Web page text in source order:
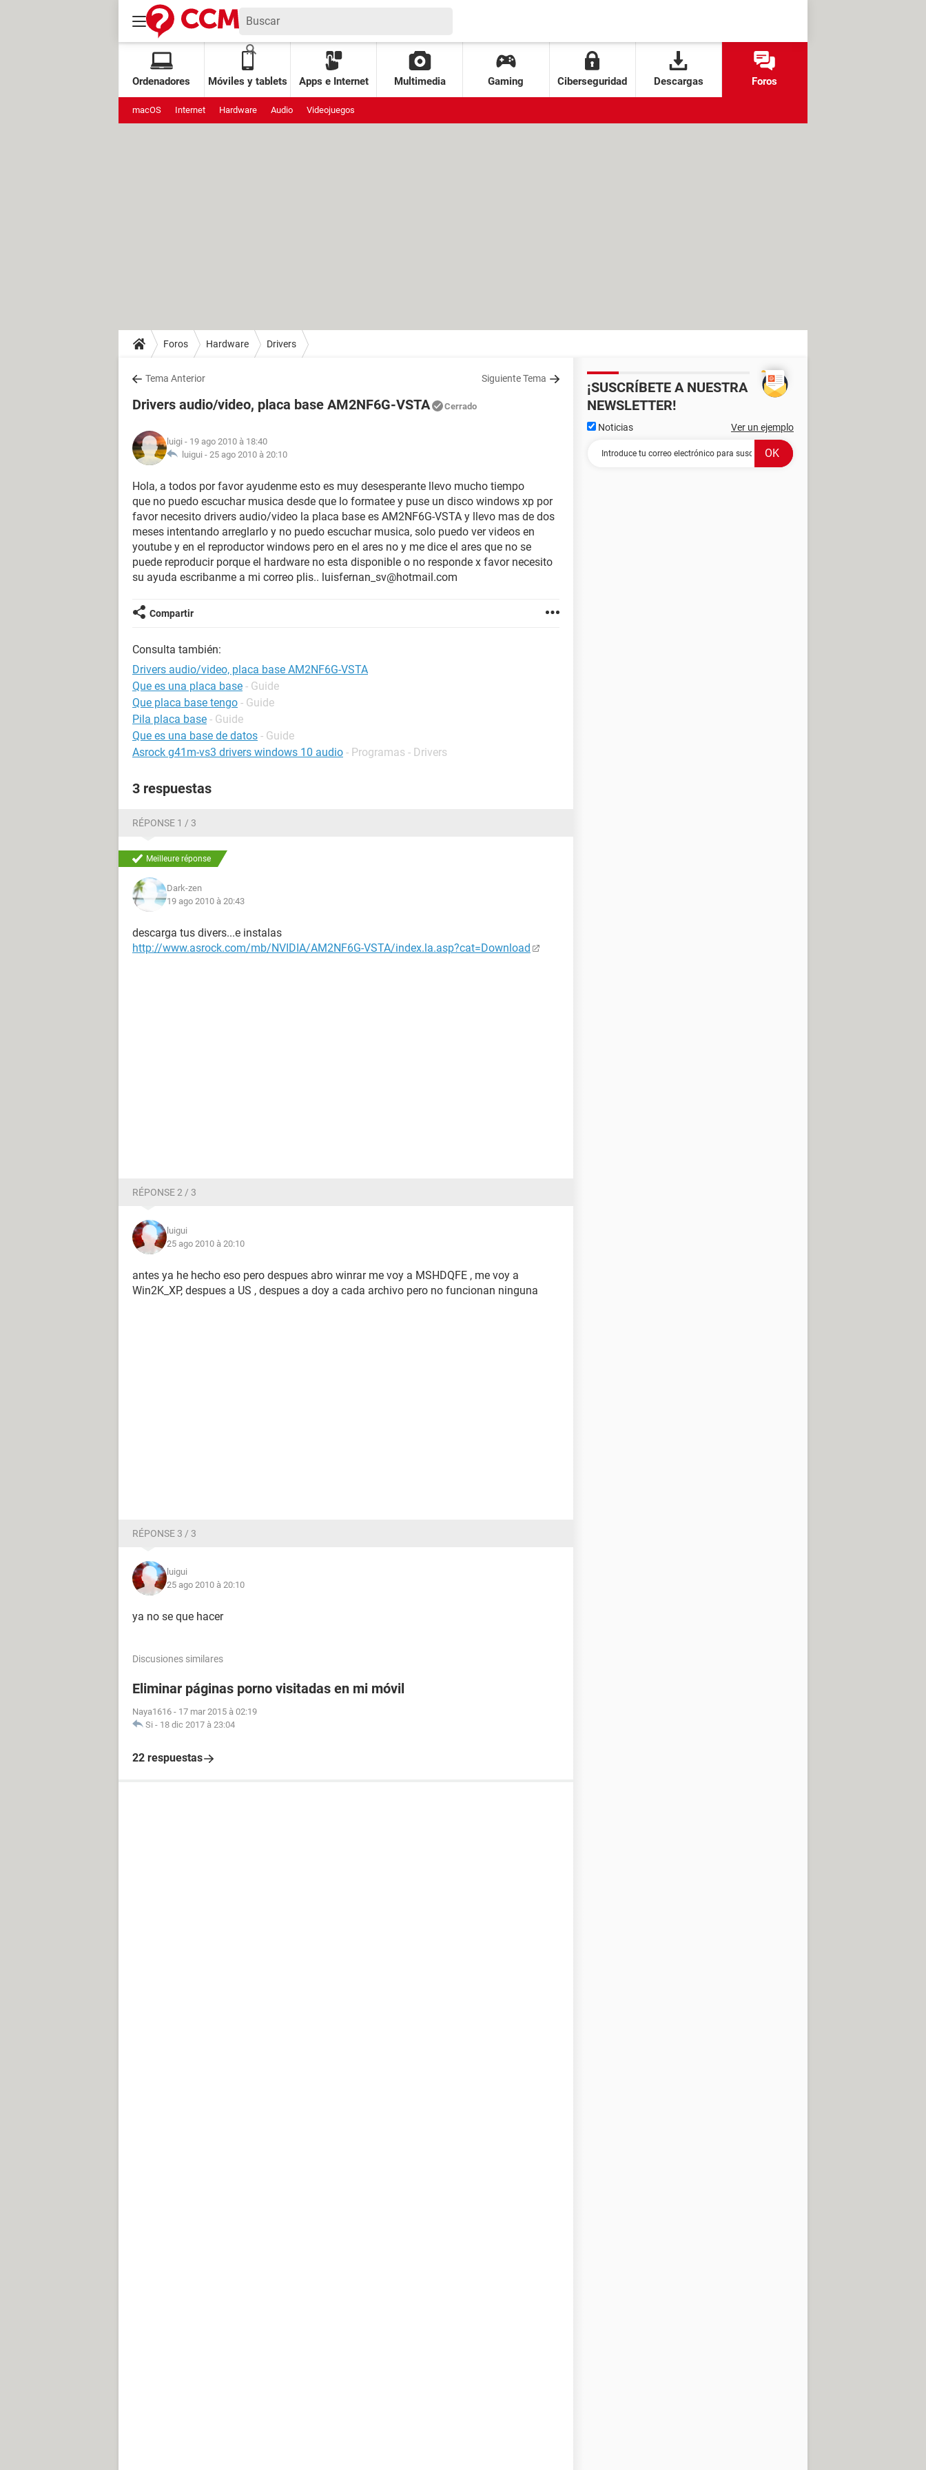
Ordenadores Móviles y tablets Apps e Internet Multimedia Gaming Ciberseguridad Descargas Foros
macOS Internet Hardware Audio Videojuegos
Foros Hardware Drivers
Tema Anterior Siguiente Tema
Drivers audio/video, placa base AM2NF6G-VSTA Cerrado
luigi - 19 ago 2010 à 18:40
luigui - 25 ago 2010 à 20:10
Hola, a todos por favor ayudenme esto es muy desesperante llevo mucho tiempo
que no puedo escuchar musica desde que lo formatee y puse un disco windows xp por
favor necesito drivers audio/video la placa base es AM2NF6G-VSTA y llevo mas de dos
meses intentando arreglarlo y no puedo escuchar musica, solo puedo ver videos en
youtube y en el reproductor windows pero en el ares no y me dice el ares que no se
puede reproducir porque el hardware no esta disponible o no responde x favor necesito
su ayuda escribanme a mi correo plis.. luisfernan_sv@hotmail.com
Compartir
Consulta también:
Drivers audio/video, placa base AM2NF6G-VSTA
Que es una placa base - Guide
Que placa base tengo - Guide
Pila placa base - Guide
Que es una base de datos - Guide
Asrock g41m-vs3 drivers windows 10 audio - Programas - Drivers
3 respuestas
RÉPONSE 1 / 3
Meilleure réponse
Dark-zen
19 ago 2010 à 20:43
descarga tus divers...e instalas
http://www.asrock.com/mb/NVIDIA/AM2NF6G-VSTA/index.la.asp?cat=Download
RÉPONSE 2 / 3
luigui
25 ago 2010 à 20:10
antes ya he hecho eso pero despues abro winrar me voy a MSHDQFE , me voy a
Win2K_XP, despues a US , despues a doy a cada archivo pero no funcionan ninguna
RÉPONSE 3 / 3
luigui
25 ago 2010 à 20:10
ya no se que hacer
Discusiones similares
Eliminar páginas porno visitadas en mi móvil
Naya1616 - 17 mar 2015 à 02:19
Si - 18 dic 2017 à 23:04
22 respuestas
¡SUSCRÍBETE A NUESTRA
NEWSLETTER!
Noticias Ver un ejemplo